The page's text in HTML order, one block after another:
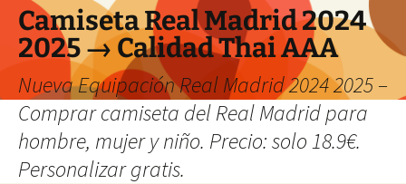
Camiseta Real Madrid 2024
2025 → Calidad Thai AAA
Nueva Equipación Real Madrid 2024 2025 –
Comprar camiseta del Real Madrid para
hombre, mujer y niño. Precio: solo 18.9€.
Personalizar gratis.